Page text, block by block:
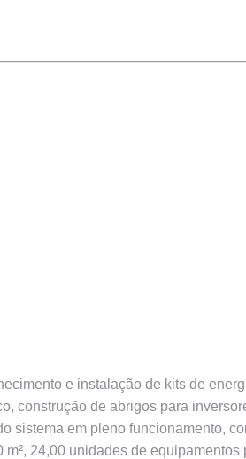
e instalação de kits de
construção de abrigos para
sistema em pleno funcionamento,
24,00 unidades de